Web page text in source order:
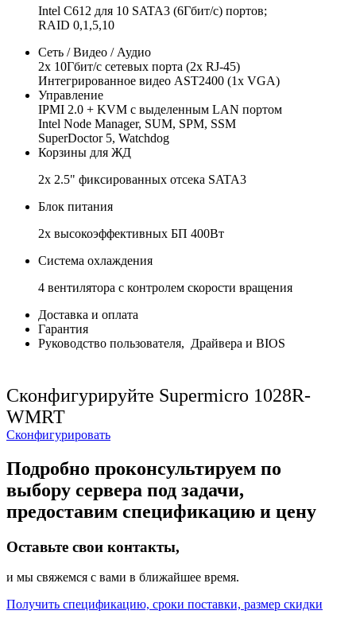
Intel C612 для 10 SATA3 (6Гбит/с) портов;
RAID 0,1,5,10
Сеть / Видео / Аудио
2x 10Гбит/с сетевых порта (2x RJ-45)
Интегрированное видео AST2400 (1x VGA)
Управление
IPMI 2.0 + KVM с выделенным LAN портом
Intel Node Manager, SUM, SPM, SSM
SuperDoctor 5, Watchdog
Корзины для ЖД
2x 2.5" фиксированных отсека SATA3
Блок питания
2x высокоэффективных БП 400Вт
Система охлаждения
4 вентилятора с контролем скорости вращения
Доставка и оплата
Гарантия
Руководство пользователя, Драйвера и BIOS
Сконфигурируйте Supermicro 1028R-
WMRT
Сконфигурировать
Подробно проконсультируем по
выбору сервера под задачи,
предоставим спецификацию и цену
Оставьте свои контакты,
и мы свяжемся с вами в ближайшее время.
Получить спецификацию, сроки поставки, размер скидки